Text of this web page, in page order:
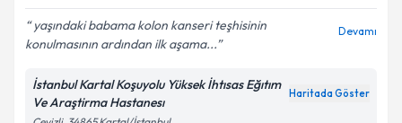
yaşındaki babama kolon kanseri teşhisinin
konulmasının ardından ilk aşama...
Devamı
İstanbul Kartal Koşuyolu Yüksek İhtısas Eğıtım
Ve Araştirma Hastanesı
Haritada Göster